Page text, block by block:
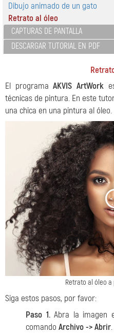
Dibujo animado de un gato
Retrato al óleo
CAPTURAS DE PANTALLA
DESCARGAR TUTORIAL EN PDF
El programaAKVIS ArtWork
técnicas de pintura. En este
una chica en una pintura al óleo.
<
Retrato al óleo
Siga estos pasos, por favor:
Paso 1.Abra la imagen
comando Archivo -> Abrir.